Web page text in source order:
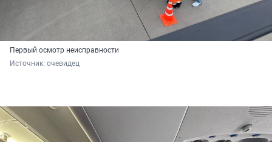
Первый осмотр неисправности
Источник: очевидец